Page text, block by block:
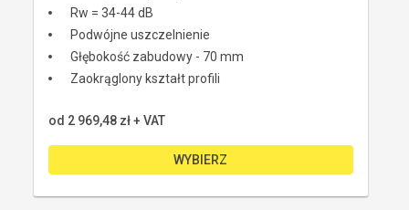
Rw = 34-44 dB
Podwójne uszczelnienie
Głębokość zabudowy - 70 mm
Zaokrąglony kształt profili
od 2 969,48 zł + VAT
WYBIERZ